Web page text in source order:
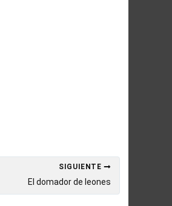
SIGUIENTE
El domador de leones